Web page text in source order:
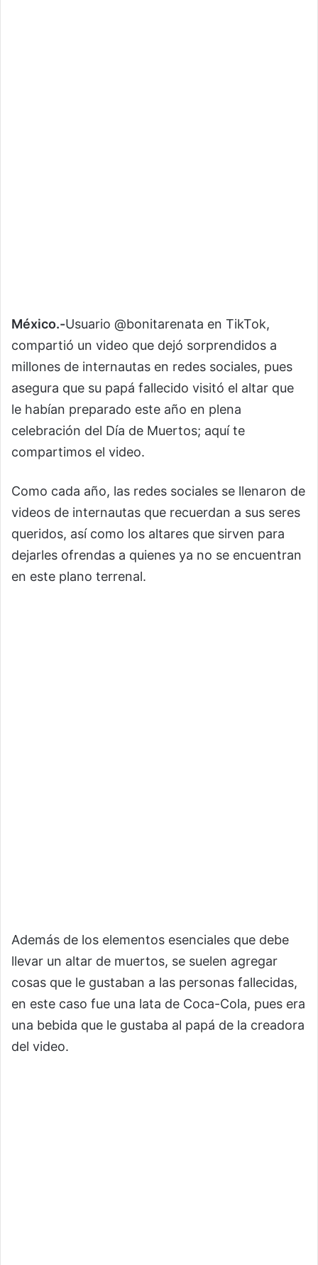
México.-Usuario @bonitarenata en TikTok,
compartió un video que dejó sorprendidos a
millones de internautas en redes sociales, pues
asegura que su papá fallecido visitó el altar que
le habían preparado este año en plena
celebración del Día de Muertos; aquí te
compartimos el video.
Como cada año, las redes sociales se llenaron de
videos de internautas que recuerdan a sus seres
queridos, así como los altares que sirven para
dejarles ofrendas a quienes ya no se encuentran
en este plano terrenal.
Además de los elementos esenciales que debe
llevar un altar de muertos, se suelen agregar
cosas que le gustaban a las personas fallecidas,
en este caso fue una lata de Coca-Cola, pues era
una bebida que le gustaba al papá de la creadora
del video.